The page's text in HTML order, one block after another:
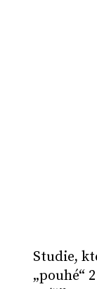
Studie,
„pouhé“